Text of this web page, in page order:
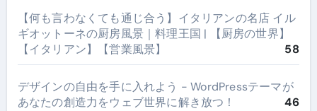
【何も言わなくても通じ合う】イタリアンの名店 イル
ギオットーネの厨房風景｜料理王国 | 【厨房の世界】
【イタリアン】【営業風景】
58
デザインの自由を手に入れよう - WordPressテーマが
あなたの創造力をウェブ世界に解き放つ！
46